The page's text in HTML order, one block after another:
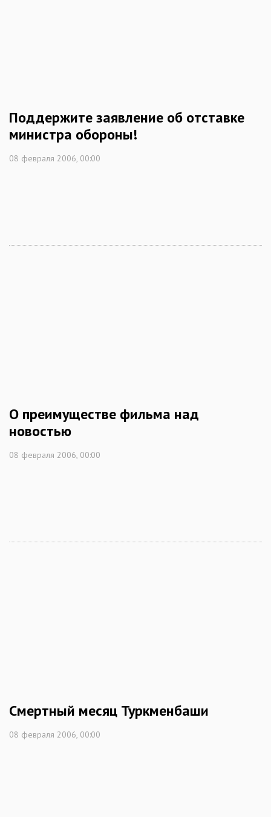
Поддержите заявление об отставке
министра обороны!
08 февраля 2006, 00:00
О преимуществе фильма над
новостью
08 февраля 2006, 00:00
Смертный месяц Туркменбаши
08 февраля 2006, 00:00